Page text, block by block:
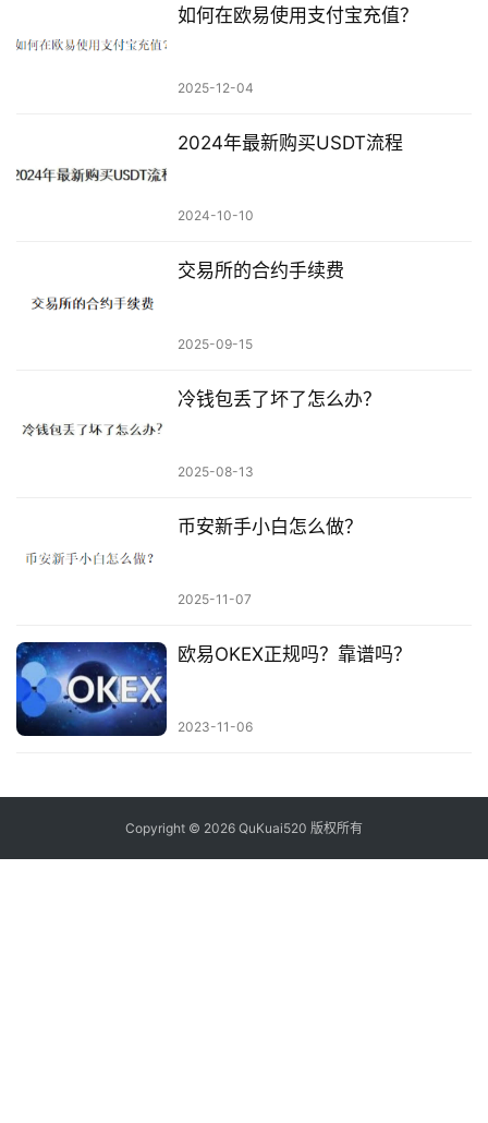
如何在欧易使用支付宝充值？
2025-12-04
2024年最新购买USDT流程
2024-10-10
交易所的合约手续费
2025-09-15
冷钱包丢了坏了怎么办？
2025-08-13
币安新手小白怎么做？
2025-11-07
欧易OKEX正规吗？靠谱吗？
2023-11-06
Copyright © 2026 QuKuai520 版权所有